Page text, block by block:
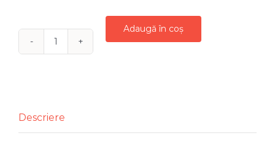
CAPPUCCINO
20
Adaugă în coș
Descriere